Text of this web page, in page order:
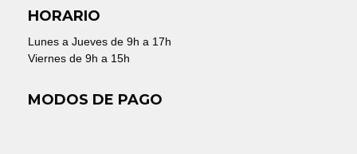
HORARIO
Lunes a Jueves de 9h a 17h
Viernes de 9h a 15h
MODOS DE PAGO